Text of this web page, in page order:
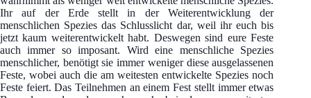
Ihr auf der Erde stellt in der Weiterentwicklung der
menschlichen Spezies das Schlusslicht dar, weil ihr euch bis
jetzt kaum weiterentwickelt habt. Deswegen sind eure Feste
auch immer so imposant. Wird eine menschliche Spezies
menschlicher, benötigt sie immer weniger diese ausgelassenen
Feste, wobei auch die am weitesten entwickelte Spezies noch
Feste feiert. Das Teilnehmen an einem Fest stellt immer etwas